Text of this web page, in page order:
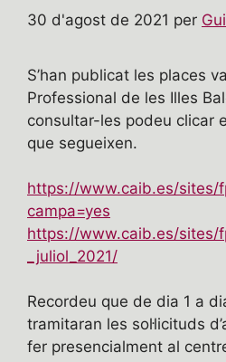
30 d'agost de 2021 per
S’han publicat les places
Professional de les Illes
consultar-les podeu clicar
que segueixen.
https://www.caib.es/sites/
campa=yes
https://www.caib.es/sites/
_juliol_2021/
Recordeu que de dia 1 a
tramitaran les sol·licituds
fer presencialment al